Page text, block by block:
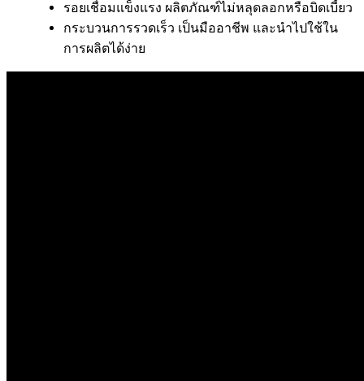
รอยเชื่อมแข็งแรง ผลิตภัณฑ์ไม่หลุดลอกหรือบิดเบี้ยว
กระบวนการรวดเร็ว เป็นมืออาชีพ และนำไปใช้ใน
การผลิตได้ง่าย